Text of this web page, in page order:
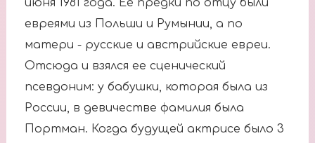
июня 1981 года. Ее предки по отцу были
евреями из Польши и Румынии, а по
матери - русские и австрийские евреи.
Отсюда и взялся ее сценический
псевдоним: у бабушки, которая была из
России, в девичестве фамилия была
Портман. Когда будущей актрисе было 3